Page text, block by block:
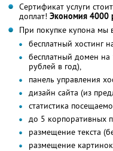
Сертификат услуги стоит
доплат! Экономия 4000
При покупке купона мы
бесплатный хостинг
бесплатный домен
рублей в год),
панель управления
дизайн сайта (из
статистика
до 5 корпоративных
размещение текста
размещение